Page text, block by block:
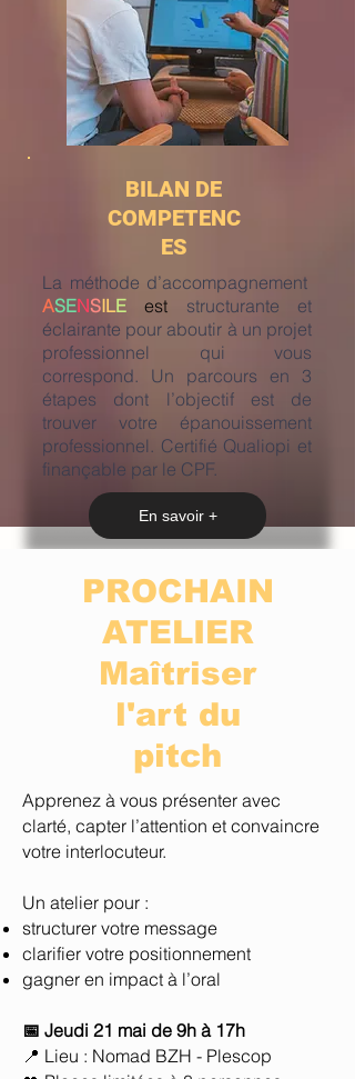
BILAN DE
COMPETENC
ES
La méthode d’accompagnement
ASENSILE est
structurante et
éclairante pour aboutir à un projet
professionnel qui vous
correspond. Un parcours en 3
étapes dont l’objectif est de
trouver votre épanouissement
professionnel. Certifié Qualiopi et
finançable par le CPF.
En savoir +
PROCHAIN
ATELIER
Maîtriser
l'art du
pitch
Apprenez à vous présenter avec
clarté, capter l’attention et convaincre
votre interlocuteur.
Un atelier pour :
structurer votre message
clarifier votre positionnement
gagner en impact à l’oral
📅 Jeudi 21 mai de 9h à 17h
📍 Lieu : Nomad BZH - Plescop